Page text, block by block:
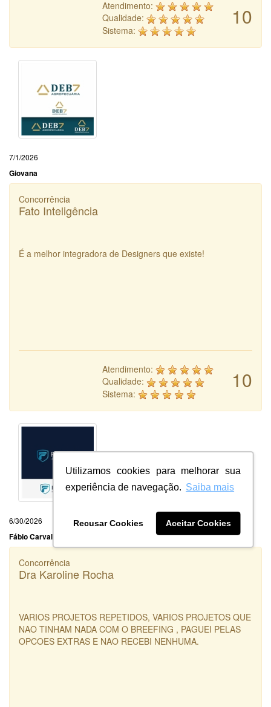
Utilizamos cookies para melhorar sua
experiência de navegação. Saiba mais
Recusar Cookies Aceitar Cookies
10
Atendimento:
Qualidade:
Sistema:
7/1/2026
Giovana
Concorrência
Fato Inteligência
É a melhor integradora de Designers que existe!
10
Atendimento:
Qualidade:
Sistema:
6/30/2026
Fábio Carvalho Siano
Concorrência
Dra Karoline Rocha
VARIOS PROJETOS REPETIDOS, VARIOS PROJETOS QUE
NAO TINHAM NADA COM O BREEFING , PAGUEI PELAS
OPCOES EXTRAS E NAO RECEBI NENHUMA.